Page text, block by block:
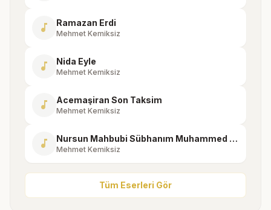
music_note Ramazan Erdi
Mehmet Kemiksiz
music_note Nida Eyle
Mehmet Kemiksiz
music_note Acemaşiran Son Taksim
Mehmet Kemiksiz
music_note Nursun Mahbubi Sübhanım Muhammed Mustafa
Mehmet Kemiksiz
Tüm Eserleri Gör